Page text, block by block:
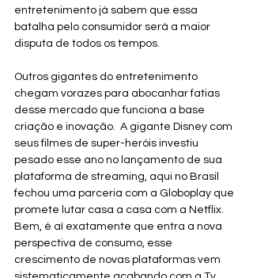
entretenimento já sabem que essa
batalha pelo consumidor será a maior
disputa de todos os tempos.
Outros gigantes do entretenimento
chegam vorazes para abocanhar fatias
desse mercado que funciona a base
criação e inovação.  A gigante Disney com
seus filmes de super-heróis investiu
pesado esse ano no lançamento de sua
plataforma de streaming, aqui no Brasil
fechou uma parceria com a Globoplay que
promete lutar casa a casa com a Netflix.
Bem, é aí exatamente que entra a nova
perspectiva de consumo, esse
crescimento de novas plataformas vem